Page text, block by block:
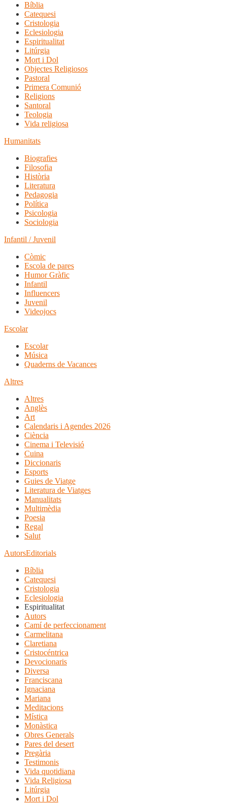
Bíblia
Catequesi
Cristologia
Eclesiologia
Espiritualitat
Litúrgia
Mort i Dol
Objectes Religiosos
Pastoral
Primera Comunió
Religions
Santoral
Teologia
Vida religiosa
Humanitats
Biografies
Filosofia
Història
Literatura
Pedagogia
Política
Psicologia
Sociologia
Infantil / Juvenil
Còmic
Escola de pares
Humor Gràfic
Infantil
Influencers
Juvenil
Videojocs
Escolar
Escolar
Música
Quaderns de Vacances
Altres
Altres
Anglès
Art
Calendaris i Agendes 2026
Ciència
Cinema i Televisió
Cuina
Diccionaris
Esports
Guies de Viatge
Literatura de Viatges
Manualitats
Multimèdia
Poesia
Regal
Salut
AutorsEditorials
Bíblia
Catequesi
Cristologia
Eclesiologia
Espiritualitat
Autors
Camí de perfeccionament
Carmelitana
Claretiana
Cristocéntrica
Devocionaris
Diversa
Franciscana
Ignaciana
Mariana
Meditacions
Mística
Monàstica
Obres Generals
Pares del desert
Pregària
Testimonis
Vida quotidiana
Vida Religiosa
Litúrgia
Mort i Dol